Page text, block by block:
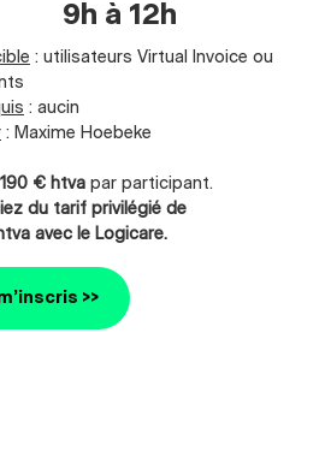
9h à 12h
: utilisateurs Virtual Invoice ou
: aucin
: Maxime Hoebeke
190 € htva par participant.
du tarif privilégié de
avec le Logicare.
>>